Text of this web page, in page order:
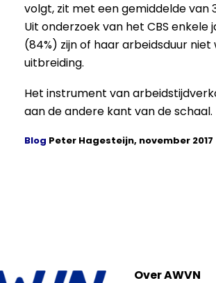
volgt, zit met een gemiddelde van
Uit onderzoek van het CBS
(84%) zijn of haar arbeidsduur
uitbreiding.
Het instrument van
aan de andere kant van de
Blog Peter Hagesteijn, november 2017
Over AWVN